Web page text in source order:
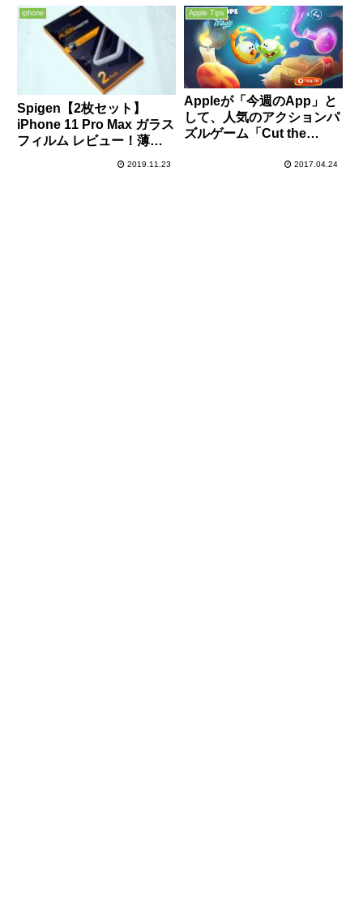
iphone
Spigen【2枚セット】
iPhone 11 Pro Max ガラス
フィルム レビュー！薄型
2019.11.23
Apple Tips
Appleが「今週のApp」と
して、人気のアクションパ
ズルゲーム「Cut the
2017.04.24